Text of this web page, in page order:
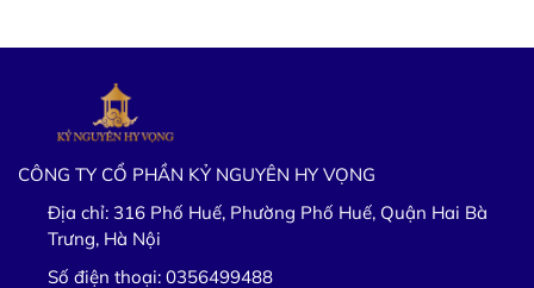
CÔNG TY CỔ PHẦN KỶ NGUYÊN HY VỌNG
Địa chỉ: 316 Phố Huế, Phường Phố Huế, Quận Hai Bà
Trưng, Hà Nội
Số điện thoại: 0356499488